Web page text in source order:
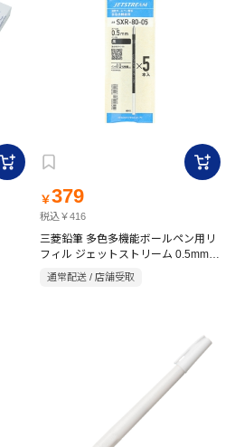
￥379
税込￥416
三菱鉛筆 多色多機能ボールペン用リ
フィル ジェットストリーム 0.5mm
黒 5Pパック 替芯
通常配送 / 店舗受取